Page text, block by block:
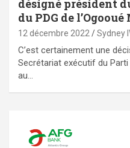
désigné président
du PDG de
12 décembre 2022 Sydney
C’est certainement une
Secrétariat exécutif du Parti
au…